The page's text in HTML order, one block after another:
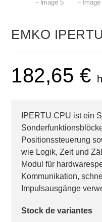
EMKO
182,65 €
IPERTU CPU ist ein
Positionssteuerung
wie Logik, Zeit und
Modul für
Kommunikation,
Impulsausgänge
Stock de variantes